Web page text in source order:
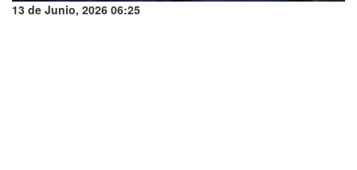
13 de Junio, 2026 06:25